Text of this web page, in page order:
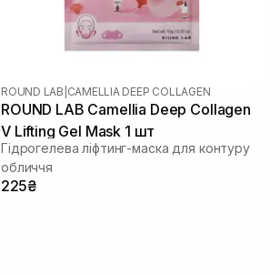
ROUND LAB CAMELLIA DEEP COLLAGEN
ROUND LAB Camellia Deep Collagen
V Lifting Gel Mask 1 шт
Гідрогелева ліфтинг-маска для контуру
обличчя
225₴